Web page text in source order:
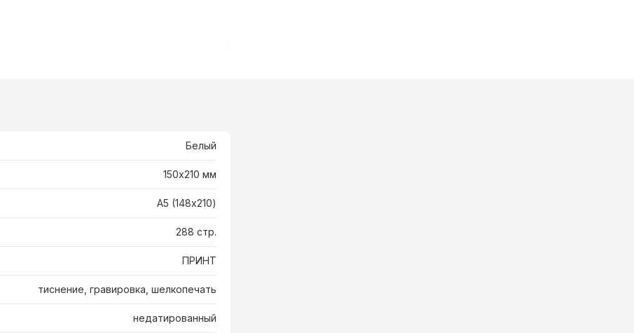
Белый
150х210 мм
А5 (148x210)
288 стр.
ПРИНТ
тиснение, гравировка, шелкопечать
недатированный